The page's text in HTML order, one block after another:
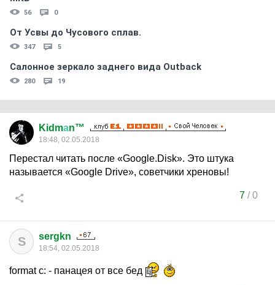
56 0
От Усвы до Чусового сплав.
347 5
Салонное зеркало заднего вида Outback
280 19
Kidmаn™
18:48, 02.05.2018
Перестал читать после «Google.Disk». Это штука
называется «Google Drive», советчики хреновы!
7/0
S sergkn
18:54, 02.05.2018
format c: - панацея от все бед